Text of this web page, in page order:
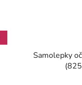
Samolepky